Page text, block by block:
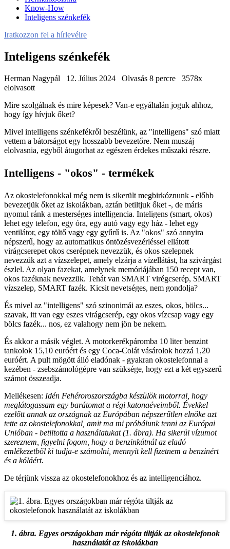
Know-How
Inteligens szénkefék
Iratkozzon fel a hírlevélre
Inteligens szénkefék
Herman Nagypál 12. Július 2024 Olvasás 8 percre
3578x
elolvasott
Mire szolgálnak és mire képesek? Van-e egyáltalán joguk ahhoz,
hogy így hívjuk őket?
Mivel intelligens szénkefékről beszélünk, az "intelligens" szó miatt
vettem a bátorságot egy hosszabb bevezetőre. Nem muszáj
elolvasnia, egyből átugorhat az egészen érdekes műszaki részre.
Intelligens - "okos" - termékek
Az okostelefonokkal még nem is sikerült megbirkóznunk - előbb
bevezetjük őket az iskolákban, aztán betiltjuk őket -, de máris
nyomul ránk a mesterséges intelligencia. Inteligens (smart, okos)
lehet egy telefon, egy óra, egy autó vagy egy ház - lehet egy
ventilátor, egy töltő vagy egy gyűrű is. Az "okos" szó annyira
népszerű, hogy az automatikus öntözésvezérléssel ellátott
virágcserepet okos cserépnek nevezzük, és okos szelepnek
nevezzük azt a vízszelepet, amely elzárja a vízellátást, ha szivárgást
észlel. Az olyan fazekat, amelynek memóriájában 150 recept van,
okos fazéknak nevezzük. Tehát van SMART virégcserép, SMART
vízszelep, SMART fazék. Kicsit nevetséges, nem gondolja?
És mivel az "intelligens" szó szinonimái az eszes, okos, bölcs...
szavak, itt van egy eszes virágcserép, egy okos vízcsap vagy egy
bölcs fazék... nos, ez valahogy nem jön be nekem.
És akkor a másik véglet. A motorkerékpáromba 10 liter benzint
tankolok 15,10 euróért és egy Coca-Colát vásárolok hozzá 1,20
euróért. A pult mögött álló eladónak - gyakran okostelefonnal a
kezében - zsebszámológépre van szüksége, hogy ezt a két egyszerű
számot összeadja.
Mellékesen: Idén Fehéroroszországba készülök motorral, hogy
meglátogassam egy barátomat a régi katonaéveimből. Évekkel
ezelőtt annak az országnak az Európában népszerűtlen elnöke azt
tette az okostelefonokkal, amit ma mi próbálunk tenni az Európai
Unióban - betiltotta a használatukat (1. ábra). Ha sikerül vízumot
szereznem, figyelni fogom, hogy a benzinkútnál az eladó
emlékezetből ki tudja-e számolni, mennyit kell fizetnem a benzinért
és a kóláért.
De térjünk vissza az okostelefonokhoz és az intelligenciához.
1. ábra. Egyes országokban már régóta tiltják az okostelefonok
használatát az iskolákban